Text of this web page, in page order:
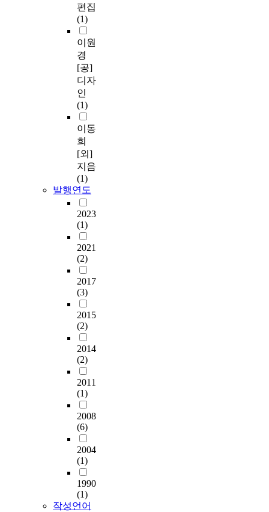
편집
(1)
이원
경
[공]
디자
인
(1)
이동
희
[외]
지음
(1)
발행연도
2023
(1)
2021
(2)
2017
(3)
2015
(2)
2014
(2)
2011
(1)
2008
(6)
2004
(1)
1990
(1)
작성언어